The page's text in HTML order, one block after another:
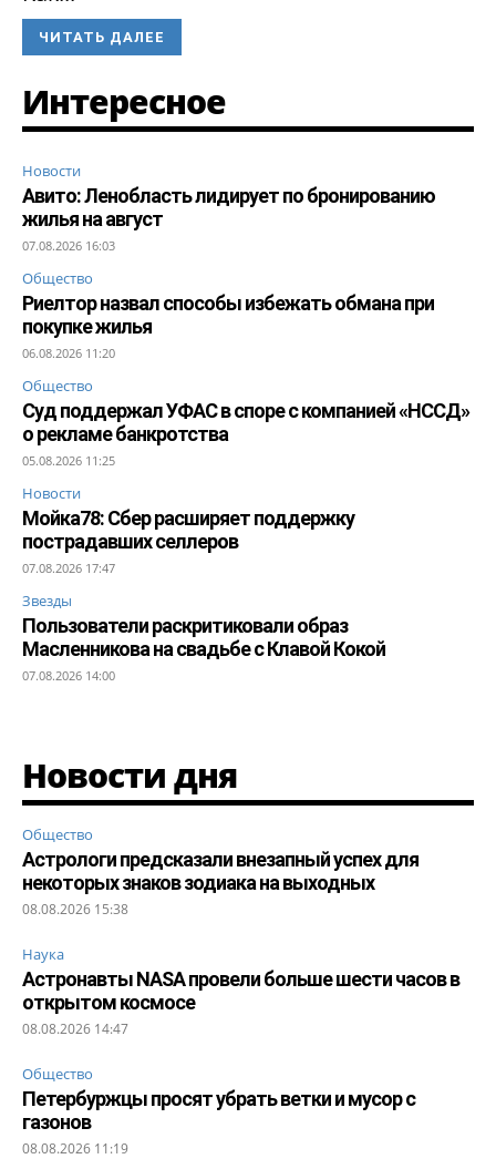
ЧИТАТЬ ДАЛЕЕ
Интересное
Новости
Авито: Ленобласть лидирует по бронированию
жилья на август
07.08.2026 16:03
Общество
Риелтор назвал способы избежать обмана при
покупке жилья
06.08.2026 11:20
Общество
Суд поддержал УФАС в споре с компанией «НССД»
о рекламе банкротства
05.08.2026 11:25
Новости
Мойка78: Сбер расширяет поддержку
пострадавших селлеров
07.08.2026 17:47
Звезды
Пользователи раскритиковали образ
Масленникова на свадьбе с Клавой Кокой
07.08.2026 14:00
Новости дня
Общество
Астрологи предсказали внезапный успех для
некоторых знаков зодиака на выходных
08.08.2026 15:38
Наука
Астронавты NASA провели больше шести часов в
открытом космосе
08.08.2026 14:47
Общество
Петербуржцы просят убрать ветки и мусор с
газонов
08.08.2026 11:19